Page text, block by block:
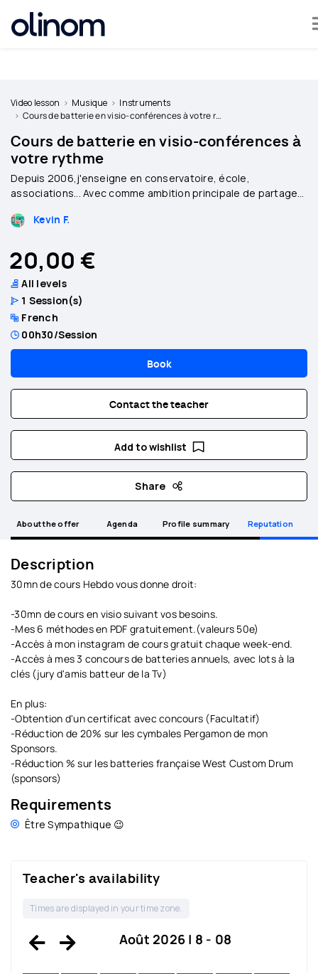
a
teacher
Log
Video lesson Musique
Instruments
Cours de batterie en visio-conférences à votre rythme
Cours de batterie en visio-conférences à
votre rythme
Depuis 2006,j'enseigne en conservatoire, école,
associations... Avec comme ambition principale de partager
Mes formules sont adaptés aux besoins de chaques élèves
Kevin F.
20,00 €
All levels
1 Session(s)
French
00h30/Session
Book
Contact the teacher
Add to wishlist
Share
About the offer Agenda Profile summary Reputation
Description
30mn de cours Hebdo vous donne droit:
-30mn de cours en visio suivant vos besoins.
-Mes 6 méthodes en PDF gratuitement.(valeurs 50e)
-Accès à mon instagram de cours gratuit chaque week-end.
-Accès à mes 3 concours de batteries annuels, avec lots à la
clés (jury d'amis batteur de la Tv)
En plus:
-Obtention d'un certificat avec concours (Facultatif)
-Réduction de 20% sur les cymbales Pergamon de mon
Sponsors.
-Réduction % sur les batteries française West Custom Drum
(sponsors)
Requirements
Être Sympathique 😉
Teacher's availability
Times are displayed in your time zone.
Août 2026 | 8 - 08
Cookies management panel